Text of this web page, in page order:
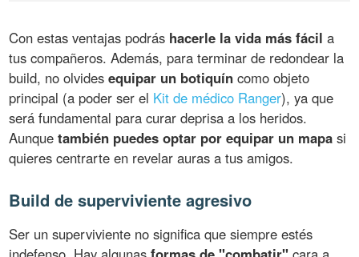
Con estas ventajas podrás hacerle la vida más fácil a
tus compañeros. Además, para terminar de redondear la
build, no olvidesequipar un botiquín como objeto
principal (a poder ser el Kit de médico Ranger), ya que
será fundamental para curar deprisa a los heridos.
Aunquetambién puedes optar por equipar un mapa si
quieres centrarte en revelar auras a tus amigos.
Build de superviviente agresivo
Ser un superviviente no significa que siempre estés